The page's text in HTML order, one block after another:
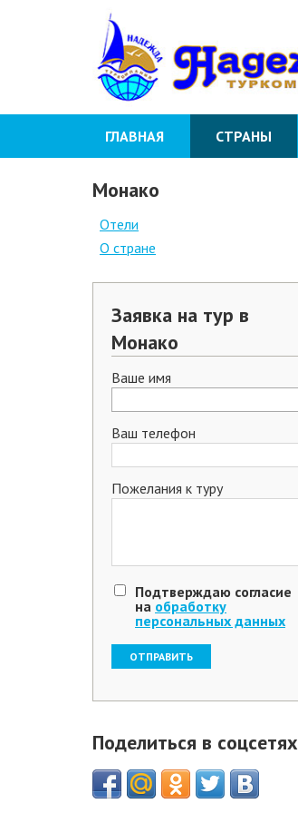
ГЛАВНАЯ СТРАНЫ
Монако
Отели
О стране
Заявка на тур в
Монако
Ваше имя
Ваш телефон
Пожелания к туру
Подтверждаю согласие
наобработку
персональных данных
Поделиться в соцсетях